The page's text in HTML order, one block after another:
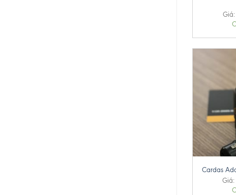
Giá:
Cardas
Giá: